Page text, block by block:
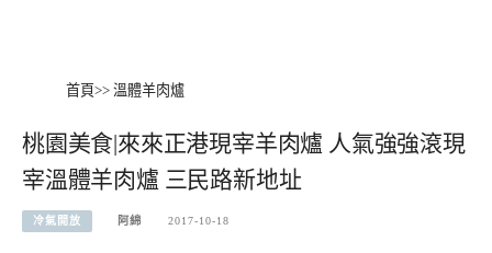
首頁>> 溫體羊肉爐
桃園美食|來來正港現宰羊肉爐 人氣強強滾現
宰溫體羊肉爐 三民路新地址
冷氣開放 阿綿 2017-10-18